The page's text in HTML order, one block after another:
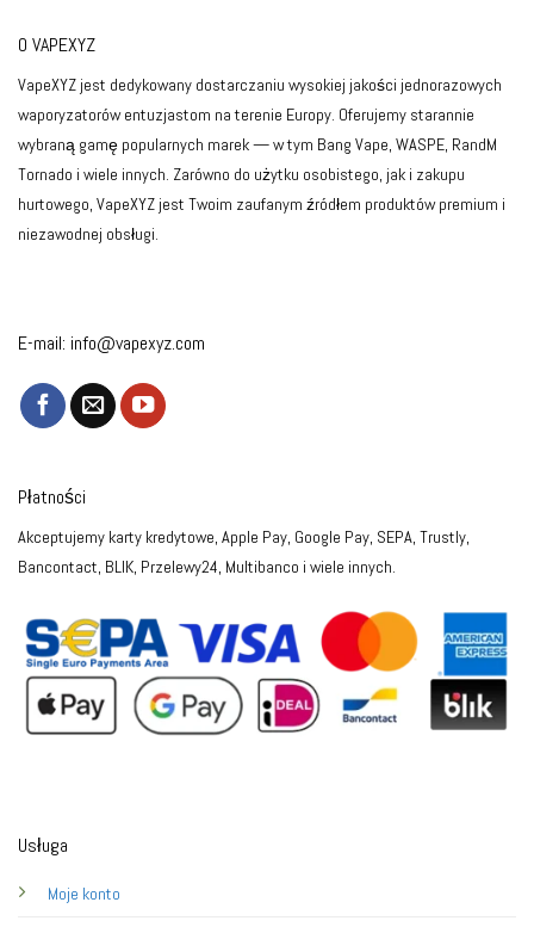
O VAPEXYZ
VapeXYZ jest dedykowany dostarczaniu wysokiej jakości jednorazowych
waporyzatorów entuzjastom na terenie Europy. Oferujemy starannie
wybraną gamę popularnych marek — w tym Bang Vape, WASPE, RandM
Tornado i wiele innych. Zarówno do użytku osobistego, jak i zakupu
hurtowego, VapeXYZ jest Twoim zaufanym źródłem produktów premium i
niezawodnej obsługi.
E-mail: info@vapexyz.com
Usługa
Moje konto
Płatności
Akceptujemy karty kredytowe, Apple Pay, Google Pay, SEPA, Trustly,
Bancontact, BLIK, Przelewy24, Multibanco i wiele innych.